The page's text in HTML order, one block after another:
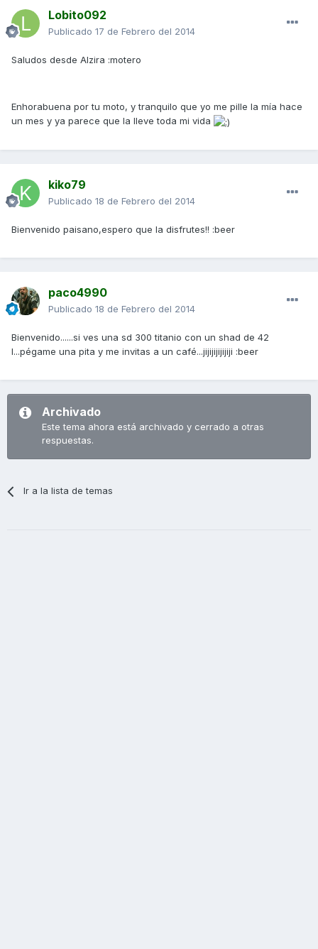
Lobito092
Publicado 17 de Febrero del 2014
Saludos desde Alzira :motero
Enhorabuena por tu moto, y tranquilo que yo me pille la mía hace
un mes y ya parece que la lleve toda mi vida
kiko79
Publicado 18 de Febrero del 2014
Bienvenido paisano,espero que la disfrutes!! :beer
paco4990
Publicado 18 de Febrero del 2014
Bienvenido......si ves una sd 300 titanio con un shad de 42
l...pégame una pita y me invitas a un café...jijijijijijiji :beer
Archivado
Este tema ahora está archivado y cerrado a otras
respuestas.
Ir a la lista de temas